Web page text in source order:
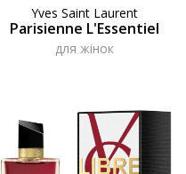
Yves Saint Laurent
Parisienne L'Essentiel
для жінок